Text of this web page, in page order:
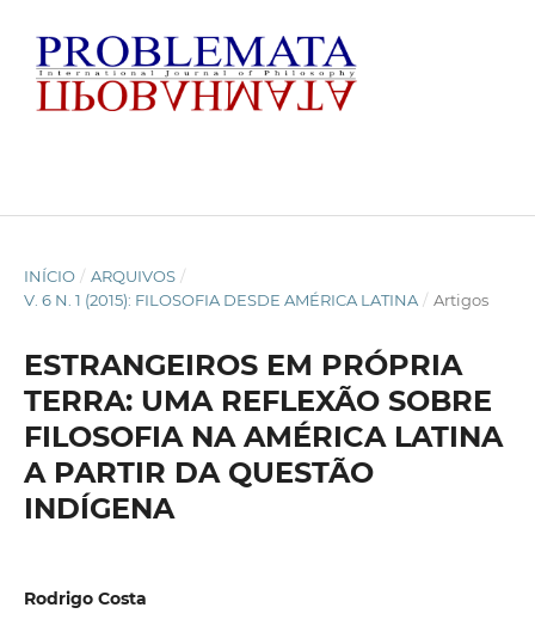
INÍCIO / ARQUIVOS /
V. 6 N. 1 (2015): FILOSOFIA DESDE AMÉRICA LATINA / Artigos
ESTRANGEIROS EM PRÓPRIA
TERRA: UMA REFLEXÃO SOBRE
FILOSOFIA NA AMÉRICA LATINA
A PARTIR DA QUESTÃO
INDÍGENA
Rodrigo Costa